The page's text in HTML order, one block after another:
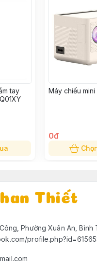
tay
Máy chiếu mini
0đ
Thiết
Phường Xuân An,